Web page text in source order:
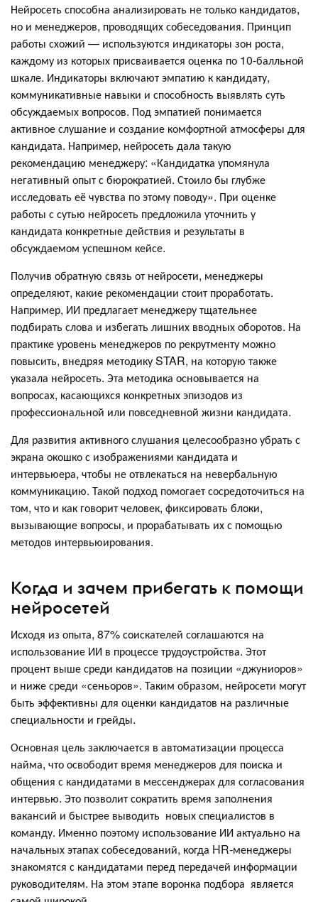
Нейросеть способна анализировать не только кандидатов,
но и менеджеров, проводящих собеседования. Принцип
работы схожий — используются индикаторы зон роста,
каждому из которых присваивается оценка по 10-балльной
шкале. Индикаторы включают эмпатию к кандидату,
коммуникативные навыки и способность выявлять суть
обсуждаемых вопросов. Под эмпатией понимается
активное слушание и создание комфортной атмосферы для
кандидата. Например, нейросеть дала такую
рекомендацию менеджеру: «Кандидатка упомянула
негативный опыт с бюрократией. Стоило бы глубже
исследовать её чувства по этому поводу». При оценке
работы с сутью нейросеть предложила уточнить у
кандидата конкретные действия и результаты в
обсуждаемом успешном кейсе.
Получив обратную связь от нейросети, менеджеры
определяют, какие рекомендации стоит проработать.
Например, ИИ предлагает менеджеру тщательнее
подбирать слова и избегать лишних вводных оборотов. На
практике уровень менеджеров по рекрутменту можно
повысить, внедряя методику STAR, на которую также
указала нейросеть. Эта методика основывается на
вопросах, касающихся конкретных эпизодов из
профессиональной или повседневной жизни кандидата.
Для развития активного слушания целесообразно убрать с
экрана окошко с изображениями кандидата и
интервьюера, чтобы не отвлекаться на невербальную
коммуникацию. Такой подход помогает сосредоточиться на
том, что и как говорит человек, фиксировать блоки,
вызывающие вопросы, и прорабатывать их с помощью
методов интервьюирования.
Когда и зачем прибегать к помощи
нейросетей
Исходя из опыта, 87% соискателей соглашаются на
использование ИИ в процессе трудоустройства. Этот
процент выше среди кандидатов на позиции «джуниоров»
и ниже среди «сеньоров». Таким образом, нейросети могут
быть эффективны для оценки кандидатов на различные
специальности и грейды.
Основная цель заключается в автоматизации процесса
найма, что освободит время менеджеров для поиска и
общения с кандидатами в мессенджерах для согласования
интервью. Это позволит сократить время заполнения
вакансий и быстрее выводить новых специалистов в
команду. Именно поэтому использование ИИ актуально на
начальных этапах собеседований, когда HR-менеджеры
знакомятся с кандидатами перед передачей информации
руководителям. На этом этапе воронка подбора является